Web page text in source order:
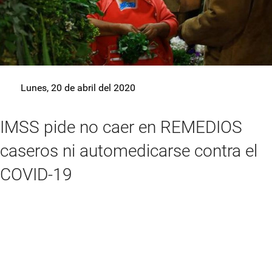
Lunes, 20 de abril del 2020
IMSS pide no caer en REMEDIOS
caseros ni automedicarse contra el
COVID-19